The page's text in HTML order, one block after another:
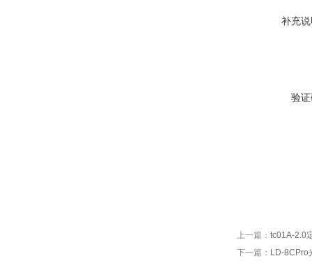
补充
验
上一篇： tc01A-2.0
下一篇： LD-8CPro